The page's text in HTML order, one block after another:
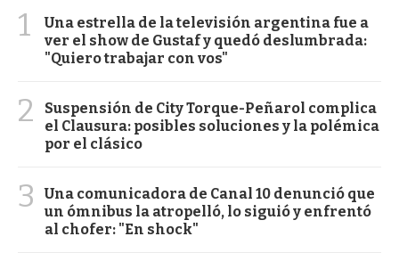
1
Una estrella de la televisión argentina fue a
ver el show de Gustaf y quedó deslumbrada:
"Quiero trabajar con vos"
2
Suspensión de City Torque-Peñarol complica
el Clausura: posibles soluciones y la polémica
por el clásico
3
Una comunicadora de Canal 10 denunció que
un ómnibus la atropelló, lo siguió y enfrentó
al chofer: "En shock"